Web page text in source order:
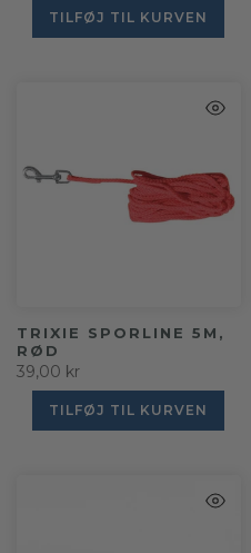
TILFØJ TIL KURVEN
TRIXIE SPORLINE 5M,
RØD
39,00 kr
TILFØJ TIL KURVEN